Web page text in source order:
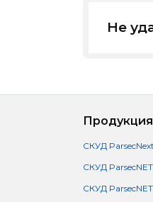
Не
Продукция
СКУД ParsecNext
СКУД
СКУД